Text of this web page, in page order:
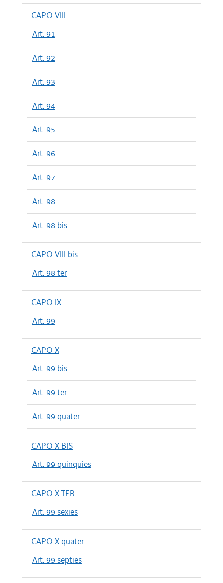
CAPO VIII
Art. 91
Art. 92
Art. 93
Art. 94
Art. 95
Art. 96
Art. 97
Art. 98
Art. 98 bis
CAPO VIII bis
Art. 98 ter
CAPO IX
Art. 99
CAPO X
Art. 99 bis
Art. 99 ter
Art. 99 quater
CAPO X BIS
Art. 99 quinquies
CAPO X TER
Art. 99 sexies
CAPO X quater
Art. 99 septies